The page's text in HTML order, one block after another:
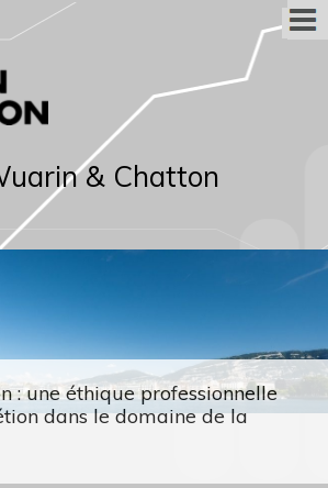
& Chatton
: une éthique professionnelle
dans le domaine de la